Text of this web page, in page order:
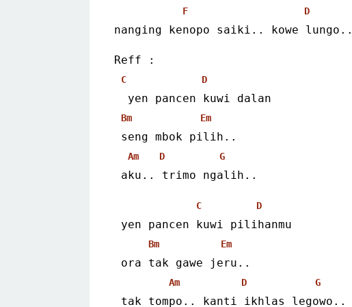
F D
nanging kenopo saiki.. kowe lungo..
Reff :
C D
  yen pancen kuwi dalan
Bm Em
seng mbok pilih..
Am D G
aku.. trimo ngalih..
C D
yen pancen kuwi pilihanmu
Bm Em
ora tak gawe jeru..
Am D G
tak tompo.. kanti ikhlas legowo..